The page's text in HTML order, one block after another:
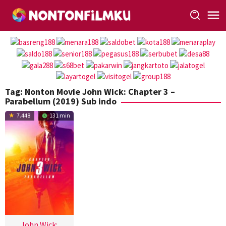
Tag: Nonton Movie John Wick: Chapter 3 –
Parabellum (2019) Sub indo
7.448 131 min